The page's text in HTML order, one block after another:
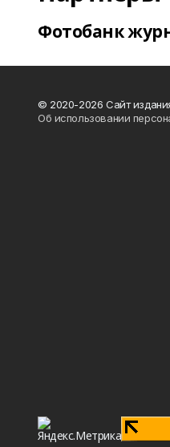
Фотобанк
© 2020-2026 Сайт
Об использовании